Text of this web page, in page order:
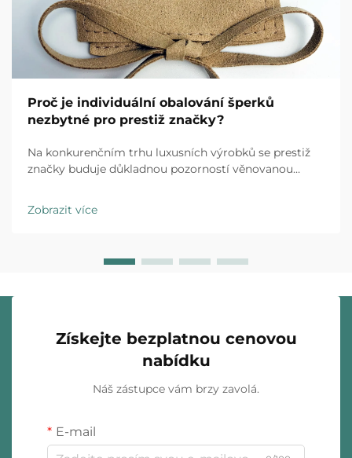
Proč je individuální obalování šperků
nezbytné pro prestiž značky?
Na konkurenčním trhu luxusních výrobků se prestiž
značky buduje důkladnou pozorností věnovanou
šperků představuje první fyzickou interakci mezi vaší
značkou a zákazníkem. Zážitek z rozbalení…
Zobrazit více
Získejte bezplatnou cenovou
nabídku
Náš zástupce vám brzy zavolá.
E-mail